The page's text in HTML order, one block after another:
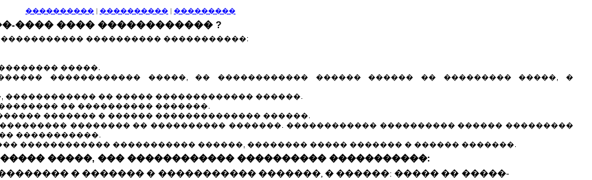
���������� | ���������� | ���������
���� ���� ������������ ?
���������� �����������:
�����.
������������ �����, �� ������������ ������ ������ �� ��������� �����, �
������������ �� ����� ������������� ������.
�� ���������� �������.
������� � ������ �������������� ������.
�������� �� ���������� �������. ������������ ���������� ������ ���������
�����������.
������������ ����������� ������, �������� ����� ������� � ������ �������.
�����, ��� ������������ ���������� �����������:
� ������� � ����������� �������, � ������: ����� �� �����-